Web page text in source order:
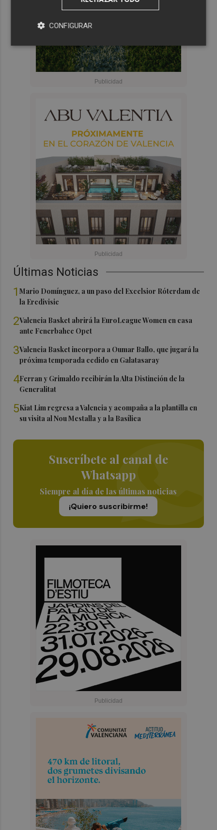
Últimas Noticias
1Mario Domínguez, a un paso del Excelsior Róterdam de
la Eredivisie
2Valencia Basket abrirá la EuroLeague Women en casa
ante Fenerbahce Opet
3Valencia Basket incorpora a Oumar Ballo, que jugará la
próxima temporada cedido en Galatasaray
4Ferran y Grimaldo recibirán la Alta Distinción de la
Generalitat
5Kiat Lim regresa a Valencia y acompaña a la plantilla en
su visita al Nou Mestalla y a la Basílica
Suscríbete al canal de
Whatsapp
Siempre al día de las últimas noticias
¡Quiero suscribirme!
CONFIGURAR